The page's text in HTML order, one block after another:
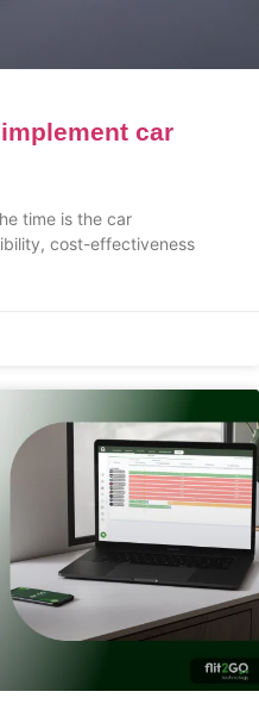
car
time is the car
cost-effectiveness